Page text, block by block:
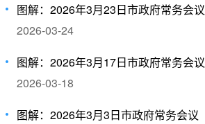
图解：2026年3月23日市政府常务会议
2026-03-24
图解：2026年3月17日市政府常务会议
2026-03-18
图解：2026年3月3日市政府常务会议